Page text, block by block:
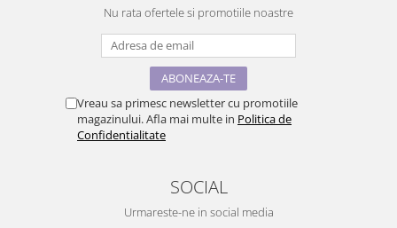
Nu rata ofertele si promotiile noastre
Vreau sa primesc newsletter cu promotiile
magazinului. Afla mai multe in Politica de
Confidentialitate
SOCIAL
Urmareste-ne in social media